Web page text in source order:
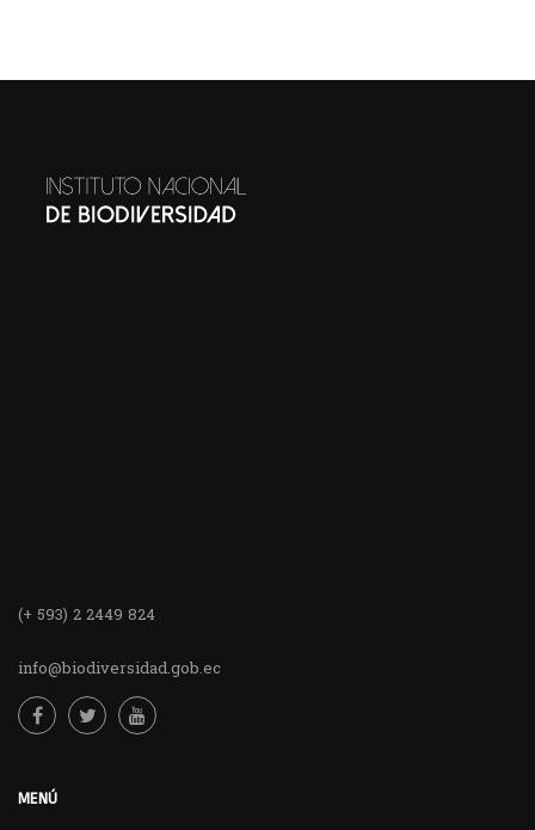
(+ 593) 2 2449 824
info@biodiversidad.gob.ec
MENÚ